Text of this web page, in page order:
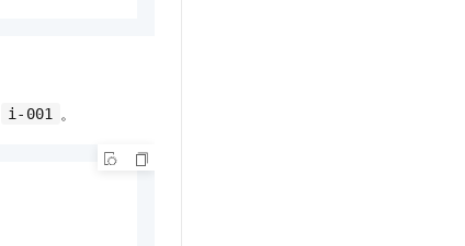
i-001 。